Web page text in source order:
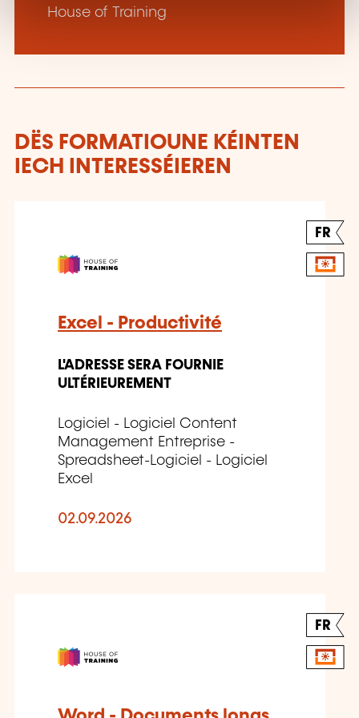
House of Training
DËS FORMATIOUNE KÉINTEN
IECH INTERESSÉIEREN
FR
Excel - Productivité
L'ADRESSE SERA FOURNIE
ULTÉRIEUREMENT
Logiciel - Logiciel Content
Management Entreprise -
Spreadsheet-Logiciel - Logiciel
Excel
02.09.2026
FR